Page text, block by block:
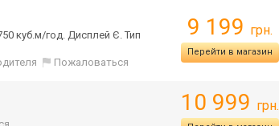
куб.м/год. Дисплей Є. Тип
Пожаловаться
9 199 грн.
Перейти в магазин
10 999 грн.